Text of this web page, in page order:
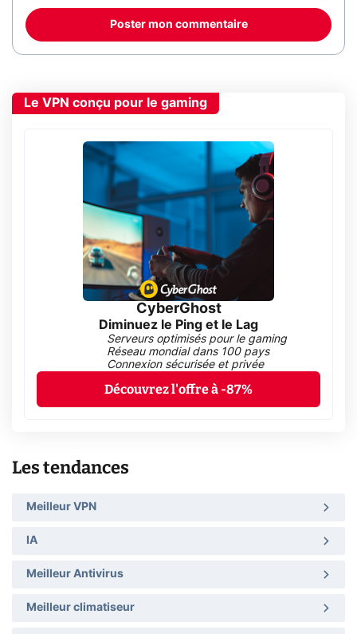
Poster mon commentaire
Le VPN conçu pour le gaming
CyberGhost
Diminuez le Ping et le Lag
Serveurs optimisés pour le gaming
Réseau mondial dans 100 pays
Connexion sécurisée et privée
Découvrez l'offre à -87%
Les tendances
Meilleur VPN
IA
Meilleur Antivirus
Meilleur climatiseur